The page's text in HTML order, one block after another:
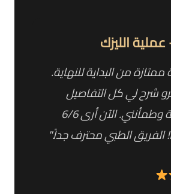
الليزك
من البداية للنهاية.
شرح لي كل التفاصيل
قبل العملية وطمأنني. الآن أرى 6/6
الفريق الطبي محترف جداً."